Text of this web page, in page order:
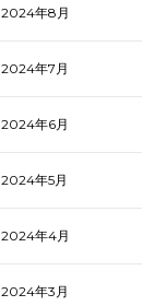
2024年8月
2024年7月
2024年6月
2024年5月
2024年4月
2024年3月